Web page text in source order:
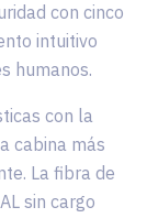
con cinco
intuitivo
humanos.
con la
cabina más
La fibra de
sin cargo